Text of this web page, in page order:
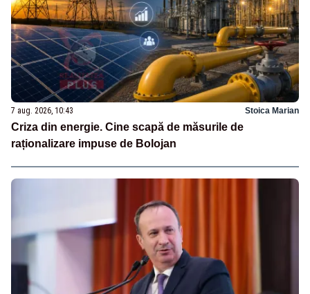
7 aug. 2026, 10:43 Stoica Marian
Criza din energie. Cine scapă de măsurile de
raționalizare impuse de Bolojan